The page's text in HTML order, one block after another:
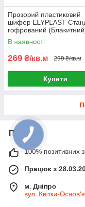
Прозорий пластиковий
шифер ELYPLAST
гофрований
В наявності
269 ₴/кв.м 299 ₴/кв.м
Купити
Про нас
100% позитивних з
Працює з
м. Дніпро
вул. Квітки-